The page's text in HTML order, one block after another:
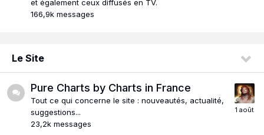
et également ceux diffusés en TV.
166,9k messages
Le Site
Pure Charts by Charts in France
Tout ce qui concerne le site : nouveautés, actualité,
suggestions...
23,2k messages